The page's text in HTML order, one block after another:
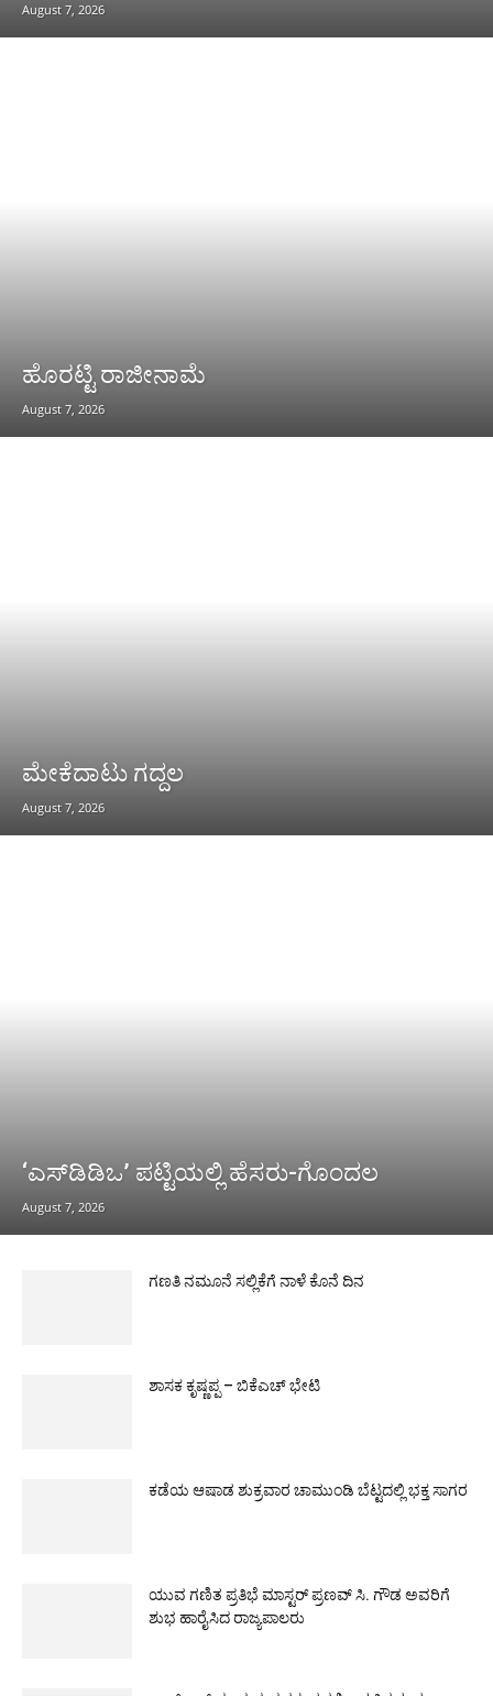
August 7, 2026
ಹೊರಟ್ಟಿ ರಾಜೀನಾಮೆ
August 7, 2026
ಮೇಕೆದಾಟು ಗದ್ದಲ
August 7, 2026
‘ಎಸ್‌ಡಿಡಿಒ’ ಪಟ್ಟಿಯಲ್ಲಿ ಹೆಸರು-ಗೊಂದಲ
August 7, 2026
ಗಣತಿ ನಮೂನೆ ಸಲ್ಲಿಕೆಗೆ ನಾಳೆ ಕೊನೆ ದಿನ
ಶಾಸಕ ಕೃಷ್ಣಪ್ಪ – ಬಿಕೆಎಚ್ ಭೇಟಿ
ಕಡೆಯ ಆಷಾಡ ಶುಕ್ರವಾರ ಚಾಮುಂಡಿ ಬೆಟ್ಟದಲ್ಲಿ ಭಕ್ತ ಸಾಗರ
ಯುವ ಗಣಿತ ಪ್ರತಿಭೆ ಮಾಸ್ಟರ್ ಪ್ರಣವ್ ಸಿ. ಗೌಡ ಅವರಿಗೆ
ಶುಭ ಹಾರೈಸಿದ ರಾಜ್ಯಪಾಲರು